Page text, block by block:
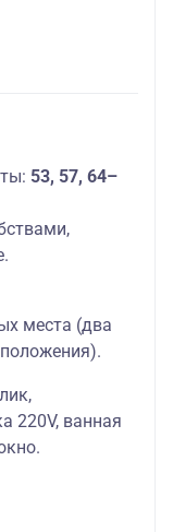
53, 57, 64–
места (два
220V, ванная